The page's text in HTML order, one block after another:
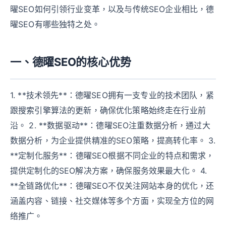
曜SEO如何引领行业变革，以及与传统SEO企业相比，德
曜SEO有哪些独特之处。
一、德曜SEO的核心优势
1. **技术领先**：德曜SEO拥有一支专业的技术团队，紧
跟搜索引擎算法的更新，确保优化策略始终走在行业前
沿。 2. **数据驱动**：德曜SEO注重数据分析，通过大
数据分析，为企业提供精准的SEO策略，提高转化率。 3.
**定制化服务**：德曜SEO根据不同企业的特点和需求，
提供定制化的SEO解决方案，确保服务效果最大化。 4.
**全链路优化**：德曜SEO不仅关注网站本身的优化，还
涵盖内容、链接、社交媒体等多个方面，实现全方位的网
络推广。